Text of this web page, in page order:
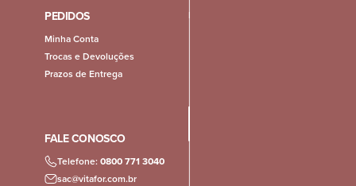
PEDIDOS
Minha Conta
Trocas e Devoluções
Prazos de Entrega
FALE CONOSCO
Telefone: 0800 771 3040
sac@vitafor.com.br